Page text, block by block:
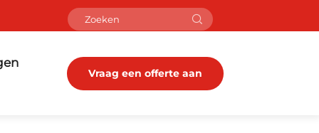
Vraag een offerte aan